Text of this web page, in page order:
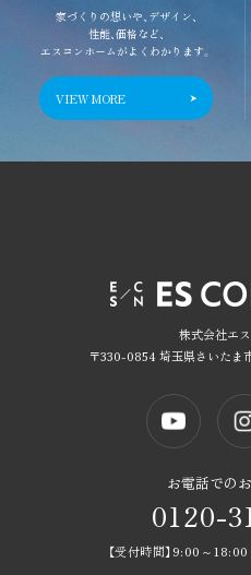
家づくりの想いや、デザイン、
性能、価格など、
エスコンホームがよくわかります。
VIEW MORE
株式会社エ
〒330-0854 埼玉県さいたま
お電話での
0120-
【受付時間】9:00～18:00
お知らせ
現場見学会開催中物件